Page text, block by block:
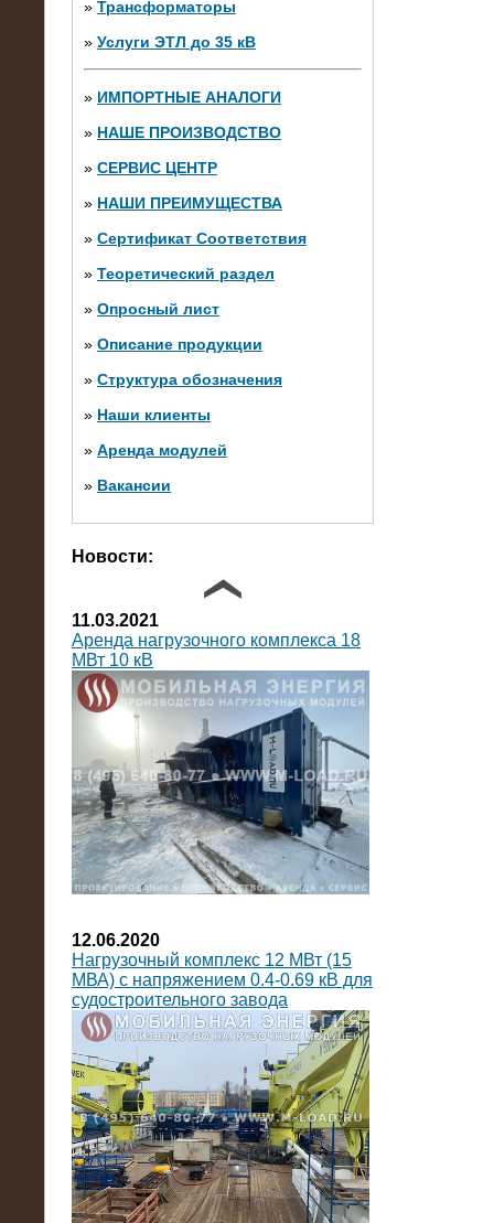
» Трансформаторы
» Услуги ЭТЛ до 35 кВ
» ИМПОРТНЫЕ АНАЛОГИ
» НАШЕ ПРОИЗВОДСТВО
» СЕРВИС ЦЕНТР
» НАШИ ПРЕИМУЩЕСТВА
» Сертификат Соответствия
» Теоретический раздел
» Опросный лист
» Описание продукции
» Структура обозначения
» Наши клиенты
» Аренда модулей
» Вакансии
Новости:
штуки)
10.10.2014
Нагрузочный комплекс 20 МВт в 2
яруса (напряжение 6-10 кВ)
11.03.2021
Аренда нагрузочного комплекса 18
МВт 10 кВ
12.06.2020
Нагрузочный комплекс 12 МВт (15
МВА) с напряжением 0.4-0.69 кВ для
судостроительного завода